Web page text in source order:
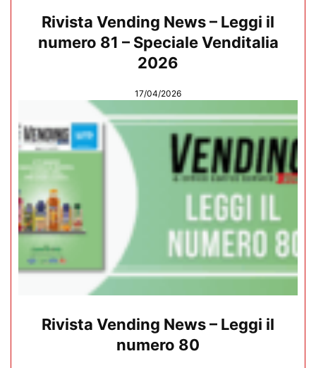
Rivista Vending News – Leggi il
numero 81 – Speciale Venditalia
2026
17/04/2026
Rivista Vending News – Leggi il
numero 80